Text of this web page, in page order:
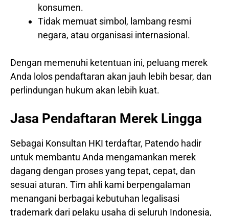
konsumen.
Tidak memuat simbol, lambang resmi
negara, atau organisasi internasional.
Dengan memenuhi ketentuan ini, peluang merek
Anda lolos pendaftaran akan jauh lebih besar, dan
perlindungan hukum akan lebih kuat.
Jasa Pendaftaran Merek Lingga
Sebagai Konsultan HKI terdaftar, Patendo hadir
untuk membantu Anda mengamankan merek
dagang dengan proses yang tepat, cepat, dan
sesuai aturan. Tim ahli kami berpengalaman
menangani berbagai kebutuhan legalisasi
trademark dari pelaku usaha di seluruh Indonesia,